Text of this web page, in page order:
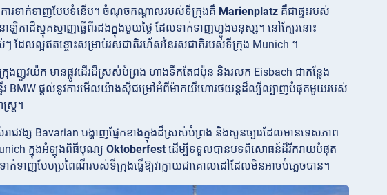
ការទាក់ទាញបែបទំនើប។ ចំណុចកណ្តាលរបស់ទីក្រុងគឺ Marienplatz គឺជាផ្ទះរបស់
ឡិកាដ៏ស្មុគស្មាញធ្វើពីរដងក្នុងមួយថ្ងៃ ដែលទាក់ទាញហ្វូងមនុស្ស។ នៅក្បែរនោះ
ែលល្អឥតខ្ចោះសម្រាប់រសជាតិរហ័សនៃរសជាតិរបស់ទីក្រុង Munich ។
ងញូវយ៉ក មានផ្លូវដើរដ៏ស្រស់បំព្រង ហាងទឹកតែជប៉ុន និងរលក Eisbach ជាកន្លែង
BMW ផ្តល់នូវការមើលយ៉ាងស៊ីជម្រៅអំពីម៉ាកយីហោរថយន្តដ៏ល្បីល្បាញបំផុតមួយរបស់
ត្រ។
ាជវង្ស Bavarian បង្ហាញផ្នែកខាងក្នុងដ៏ស្រស់បំព្រង និងសួនច្បារដែលមានទេសភាព
ក្នុងអំឡុងពិធីបុណ្យ Oktoberfest ដើម្បីទទួលបានបទពិសោធន៍ដ៏រីករាយបំផុត
ទាញបែបប្រពៃណីរបស់ទីក្រុងធ្វើឱ្យវាក្លាយជាគោលដៅដែលមិនអាចបំភ្លេចបាន។